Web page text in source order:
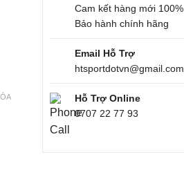
Cam kết hàng mới 100%
Bảo hành chính hãng
Email Hỗ Trợ
htsportdotvn@gmail.com
Hỗ Trợ Online
0707 22 77 93